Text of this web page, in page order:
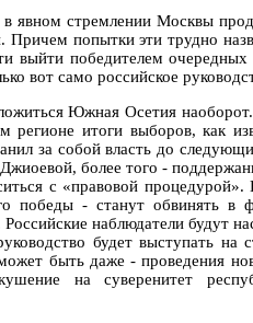
явном стремлении Москвы
Причем попытки эти трудно
выйти победителем
вот само российское
Южная Осетия
регионе итоги выборов, как
за собой власть до
более того -
с «правовой
победы - станут обвинять в
наблюдатели будут
будет выступать на
быть даже - проведения
на суверенитет